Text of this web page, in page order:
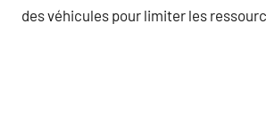
des véhicules pour limiter les